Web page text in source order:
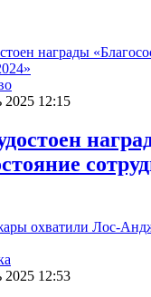
2025 12:15
2025 12:53